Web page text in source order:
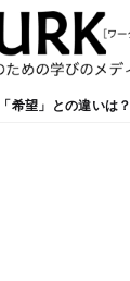
希望」との違いは？